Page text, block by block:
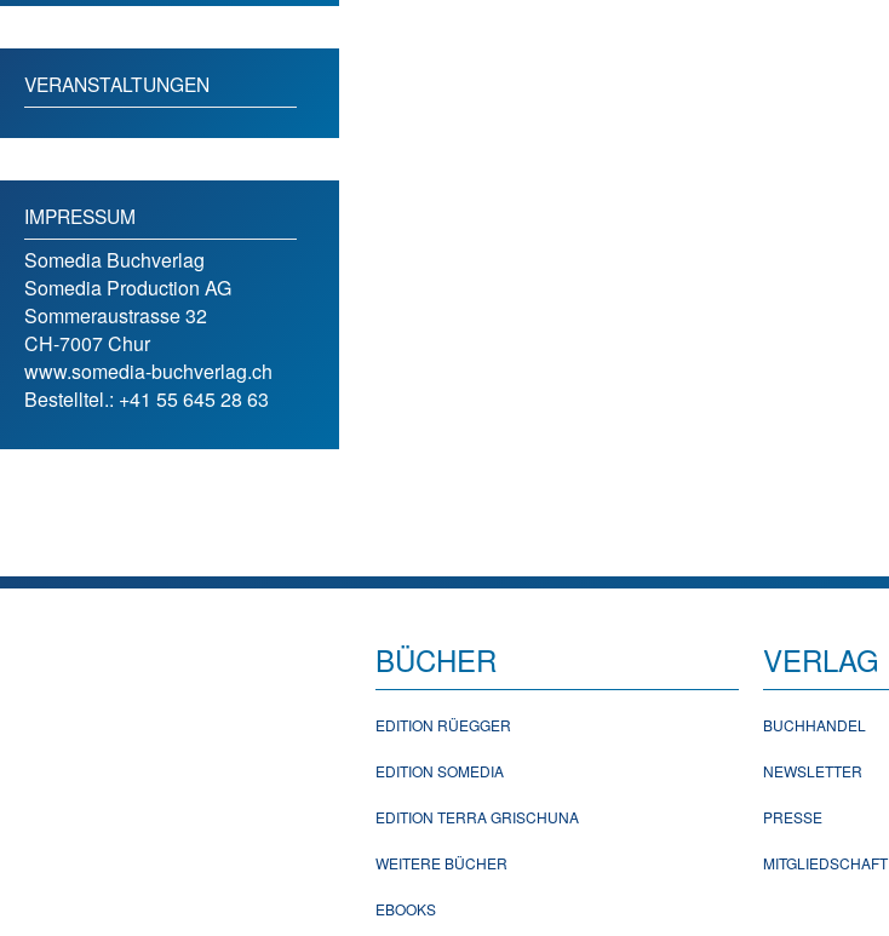
VERANSTALTUNGEN
IMPRESSUM
Somedia Buchverlag
Somedia Production AG
Sommeraustrasse 32
CH-7007 Chur
www.somedia-buchverlag.ch
Bestelltel.: +41 55 645 28 63
BÜCHER
EDITION RÜEGGER
EDITION SOMEDIA
EDITION TERRA GRISCHUNA
WEITERE BÜCHER
EBOOKS
VERLAG
BUCHHANDEL
NEWSLETTER
PRESSE
MITGLIEDSCHAFT